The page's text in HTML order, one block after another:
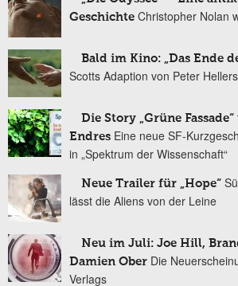
Geschichte Christopher Nolan
Bald im Kino: „Das Ende
Scotts Adaption von Peter
Die Story „Grüne
Endres Eine neue SF-
in „Spektrum der Wissenschaft“
Neue Trailer für „Hope“
lässt die Aliens von der Leine
Neu im Juli: Joe Hill,
Damien Ober Die
Verlags